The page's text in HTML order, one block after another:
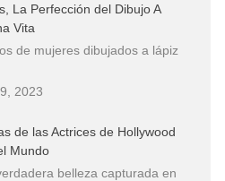
La Perfección del Dibujo A
Vita
de mujeres dibujados a lápiz
2023
de las Actrices de Hollywood
Mundo
belleza capturada en